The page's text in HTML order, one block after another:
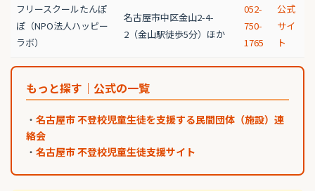
フリースクールたんぽ
ぽ（NPO法人ハッピー
ラボ）
名古屋市中区金山2-4-
2（金山駅徒歩5分）ほか
052-
750-
1765
公式
サイ
ト
もっと探す｜公式の一覧
・ 名古屋市 不登校児童生徒を支援する民間団体（施設）連
絡会
・ 名古屋市 不登校児童生徒支援サイト